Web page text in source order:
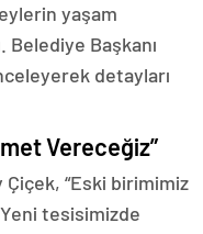
yaşam
Belediye Başkanı
detayları
Vereceğiz”
Çiçek, “Eski birimimiz
tesisimizde